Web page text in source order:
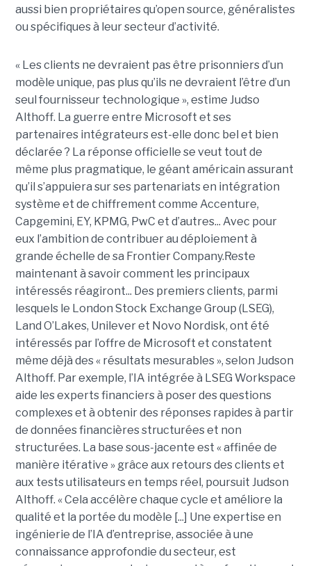
aussi bien propriétaires qu’open source, généralistes
ou spécifiques à leur secteur d’activité.
« Les clients ne devraient pas être prisonniers d’un
modèle unique, pas plus qu’ils ne devraient l’être d’un
seul fournisseur technologique », estime Judso
Althoff. La guerre entre Microsoft et ses
partenaires intégrateurs est-elle donc bel et bien
déclarée ? La réponse officielle se veut tout de
même plus pragmatique, le géant américain assurant
qu’il s’appuiera sur ses partenariats en intégration
système et de chiffrement comme Accenture,
Capgemini, EY, KPMG, PwC et d’autres... Avec pour
eux l’ambition de contribuer au déploiement à
grande échelle de sa Frontier Company.Reste
maintenant à savoir comment les principaux
intéressés réagiront... Des premiers clients, parmi
lesquels le London Stock Exchange Group (LSEG),
Land O’Lakes, Unilever et Novo Nordisk, ont été
intéressés par l’offre de Microsoft et constatent
même déjà des « résultats mesurables », selon Judson
Althoff. Par exemple, l’IA intégrée à LSEG Workspace
aide les experts financiers à poser des questions
complexes et à obtenir des réponses rapides à partir
de données financières structurées et non
structurées. La base sous-jacente est « affinée de
manière itérative » grâce aux retours des clients et
aux tests utilisateurs en temps réel, poursuit Judson
Althoff. « Cela accélère chaque cycle et améliore la
qualité et la portée du modèle [...] Une expertise en
ingénierie de l’IA d’entreprise, associée à une
connaissance approfondie du secteur, est